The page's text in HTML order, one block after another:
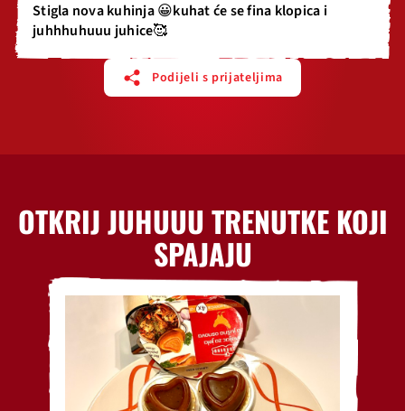
Stigla nova kuhinja 😀kuhat će se fina klopica i
juhhhuhuuu juhice🥰
Podijeli s prijateljima
OTKRIJ JUHUUU TRENUTKE KOJI
SPAJAJU